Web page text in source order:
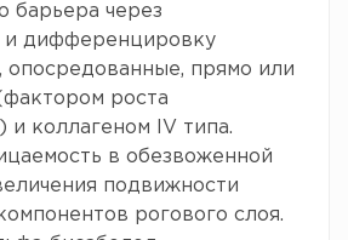
барьера через
дифференцировку
опосредованные, прямо или
роста
и коллагеном IV типа.
в обезвоженной
подвижности
рогового слоя.